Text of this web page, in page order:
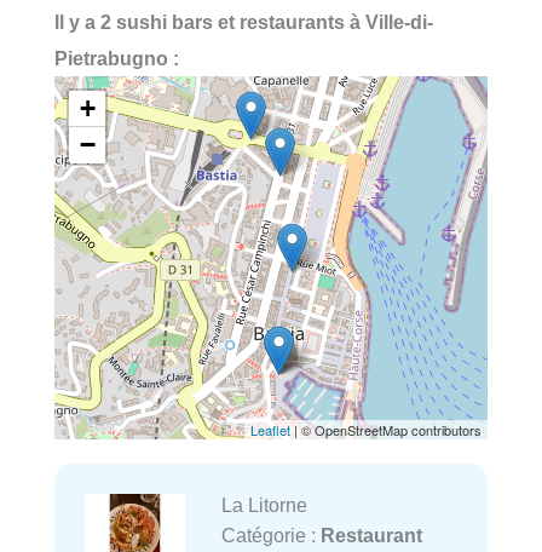
Il y a 2 sushi bars et restaurants à Ville-di-
Pietrabugno :
+
−
Leaflet| © OpenStreetMap contributors
La Litorne
Catégorie : Restaurant